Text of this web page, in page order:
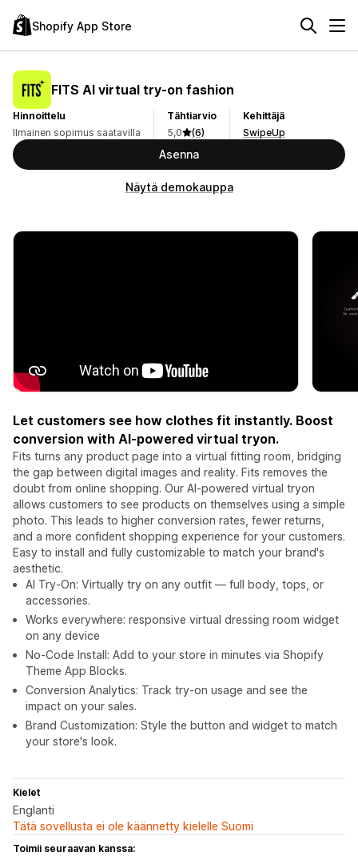
Shopify App Store
FITS AI virtual try‑on fashion
Hinnoittelu
Ilmainen sopimus saatavilla
Tähtiarvio
5,0
(6)
Kehittäjä
SwipeUp
Asenna
Näytä demokauppa
Let customers see how clothes fit instantly. Boost
conversion with AI-powered virtual tryon.
Fits turns any product page into a virtual fitting room, bridging
the gap between digital images and reality. Fits removes the
doubt from online shopping. Our AI-powered virtual tryon
allows customers to see products on themselves using a simple
photo. This leads to higher conversion rates, fewer returns,
and a more confident shopping experience for your customers.
Easy to install and fully customizable to match your brand's
aesthetic.
AI Try-On: Virtually try on any outfit — full body, tops, or
accessories.
Works everywhere: responsive virtual dressing room widget
on any device
No-Code Install: Add to your store in minutes via Shopify
Theme App Blocks.
Conversion Analytics: Track try-on usage and see the
impact on your sales.
Brand Customization: Style the button and widget to match
your store's look.
Kielet
Englanti
Tätä sovellusta ei ole käännetty kielelle Suomi
Toimii seuraavan kanssa: